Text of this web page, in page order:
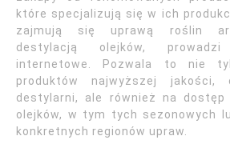
które specjalizują się w ich
zajmują się uprawą roślin
destylacją olejków,
internetowe. Pozwala to nie
produktów najwyższej
destylarni, ale również na
olejków, w tym tych sezonowych
konkretnych regionów upraw.